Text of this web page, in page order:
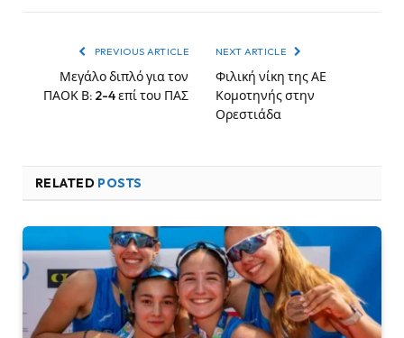
PREVIOUS ARTICLE
Μεγάλο διπλό για τον
ΠΑΟΚ Β: 2-4 επί του ΠΑΣ
NEXT ARTICLE
Φιλική νίκη της ΑΕ
Κομοτηνής στην
Ορεστιάδα
RELATED POSTS